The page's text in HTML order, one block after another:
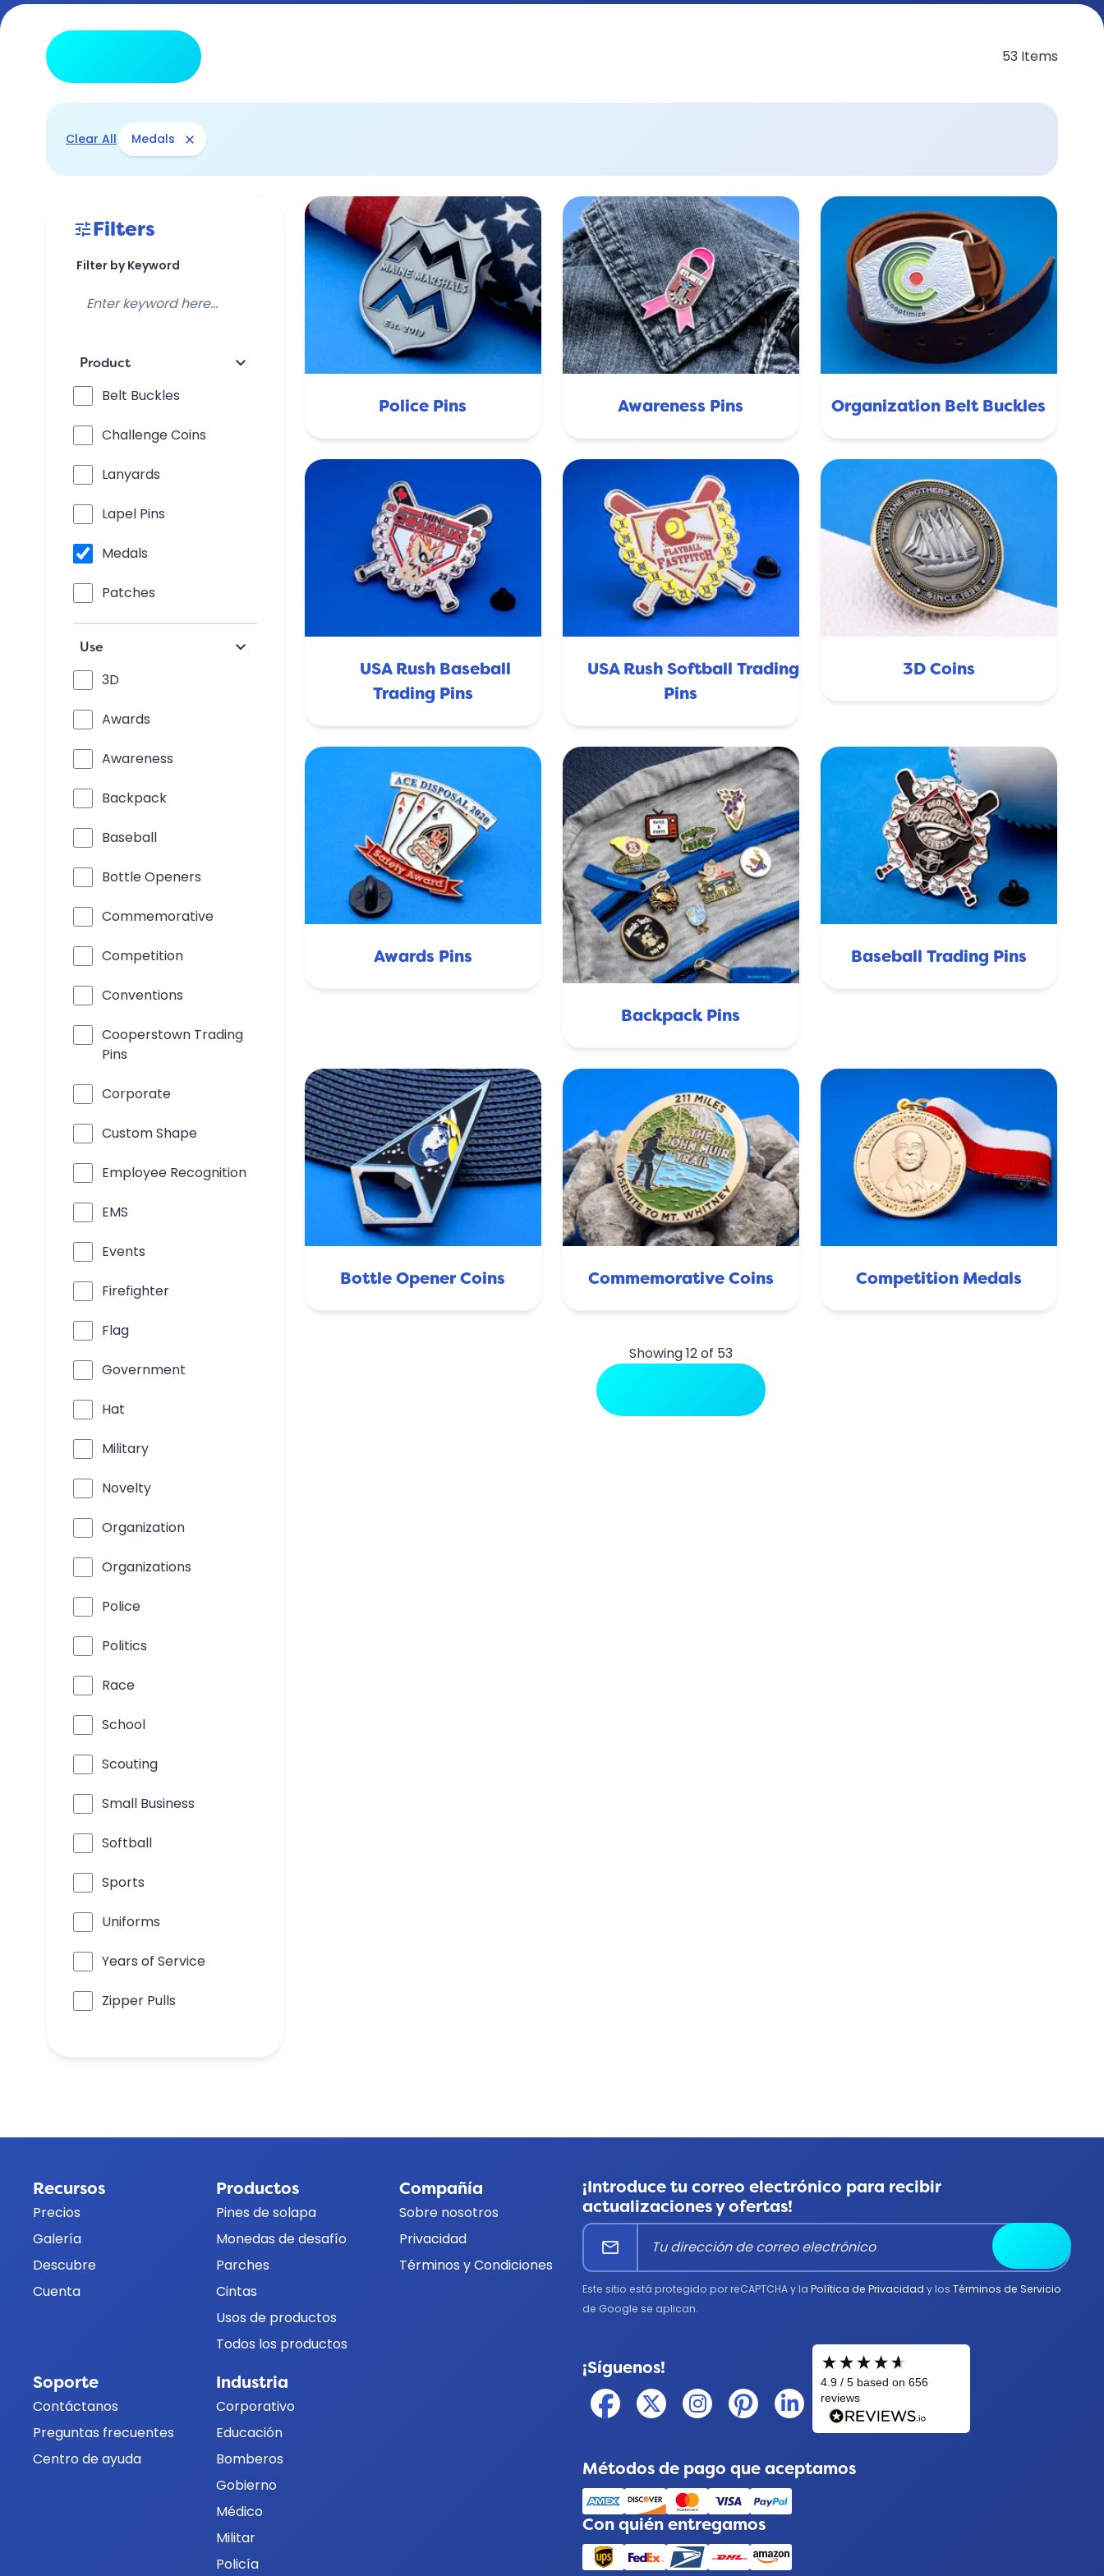
53 Items
Clear All Medals close
tuneFilters
Filter by Keyword
Product keyboard_arrow_down
Belt Buckles
Challenge Coins
Lanyards
Lapel Pins
Medals
Patches
Use keyboard_arrow_down
3D
Awards
Awareness
Backpack
Baseball
Bottle Openers
Commemorative
Competition
Conventions
Cooperstown Trading
Pins
Corporate
Custom Shape
Employee Recognition
EMS
Events
Firefighter
Flag
Government
Hat
Military
Novelty
Organization
Organizations
Police
Politics
Race
School
Scouting
Small Business
Softball
Sports
Uniforms
Years of Service
Zipper Pulls
Police Pins Awareness Pins Organization Belt Buckles
USA Rush Baseball
Trading Pins
USA Rush Softball Trading
Pins
3D Coins
Awards Pins
Backpack Pins
Baseball Trading Pins
Bottle Opener Coins Commemorative Coins Competition Medals
Showing 12 of 53
Recursos
Precios
Galería
Descubre
Cuenta
Productos
Pines de solapa
Monedas de desafío
Parches
Cintas
Usos de productos
Todos los productos
Compañía
Sobre nosotros
Privacidad
Términos y Condiciones
Soporte
Contáctanos
Preguntas frecuentes
Centro de ayuda
Industria
Corporativo
Educación
Bomberos
Gobierno
Médico
Militar
Policía
¡Introduce tu correo electrónico para recibir
actualizaciones y ofertas!
mail
Este sitio está protegido por reCAPTCHA y laPolítica de Privacidad y losTérminos de Servicio
de Google se aplican.
¡Síguenos!
Métodos de pago que aceptamos
Con quién entregamos